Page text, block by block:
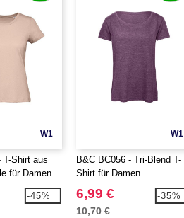
W1
T-Shirt aus
für Damen
-45%
W1
B&C BC056 - Tri-Blend T-
Shirt für Damen
6,99 €
10,70 €
-35%